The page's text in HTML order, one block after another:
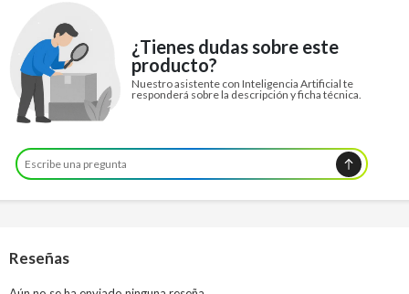
¿Tienes dudas sobre este
producto?
Nuestro asistente con Inteligencia Artificial te
responderá sobre la descripción y ficha técnica.